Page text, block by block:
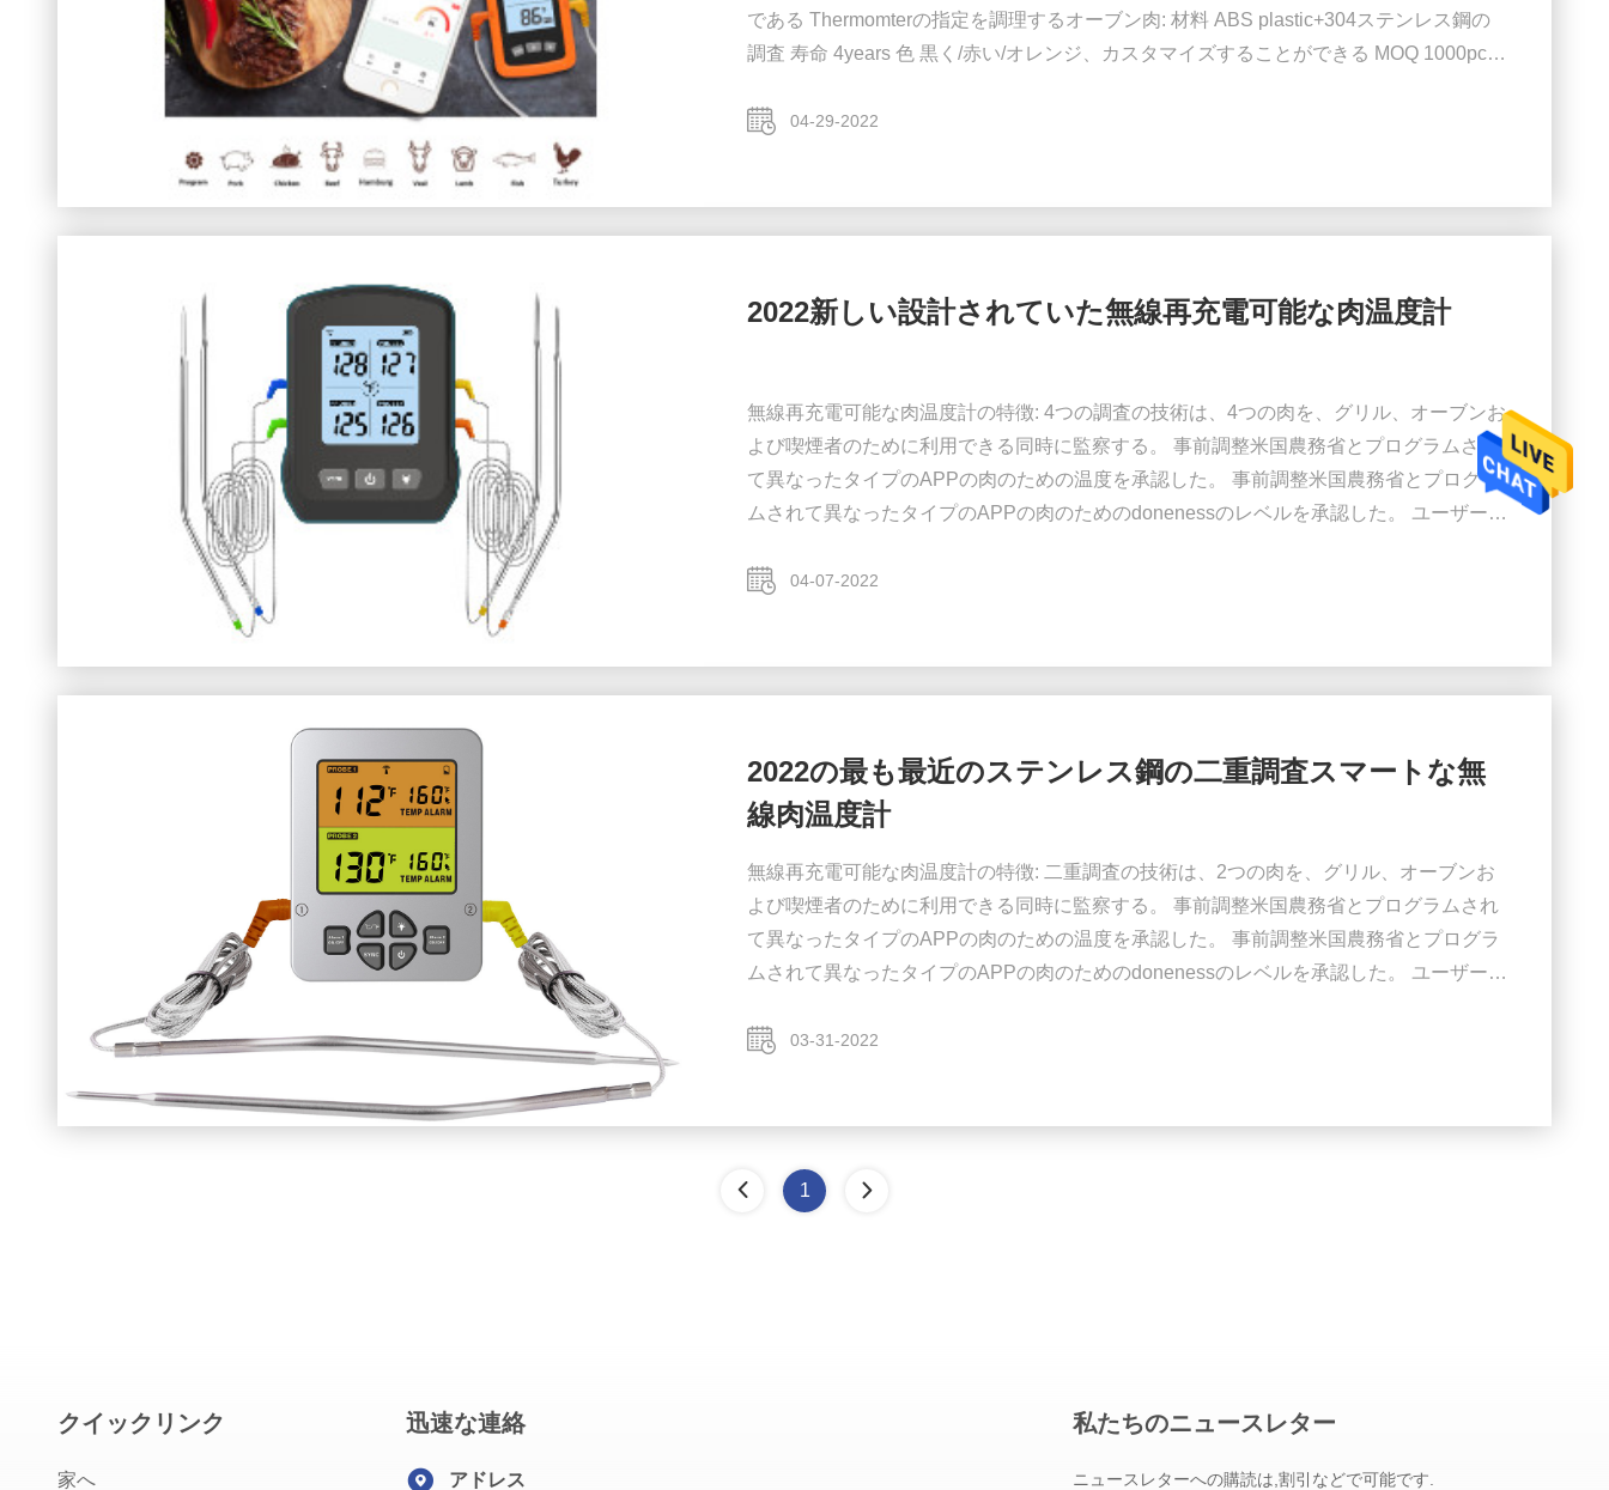
である Thermomterの指定を調理するオーブン肉: 材料 ABS plastic+304ステンレス鋼の
調査 寿命 4years 色 黒く/赤い/オレンジ、カスタマイズすることができる MOQ 1000pcs
箱 船積み UPS/DHL/FEDEX/TNT/Byの海および顧客の運送業者 ...
04-29-2022
2022新しい設計されていた無線再充電可能な肉温度計
無線再充電可能な肉温度計の特徴: 4つの調査の技術は、4つの肉を、グリル、オーブンお
よび喫煙者のために利用できる同時に監察する。 事前調整米国農務省とプログラムされ
て異なったタイプのAPPの肉のための温度を承認した。 事前調整米国農務省とプログラ
ムされて異なったタイプのAPPの肉のためのdonenessのレベルを承認した。 ユーザーは
囲:-20°C~300°C （- 4°F~572°F）。 測定の正確さ:±1°C （±2°F） -20°C~150°Cで（-
04-07-2022
2022の最も最近のステンレス鋼の二重調査スマートな無
線肉温度計
無線再充電可能な肉温度計の特徴: 二重調査の技術は、2つの肉を、グリル、オーブンお
よび喫煙者のために利用できる同時に監察する。 事前調整米国農務省とプログラムされ
て異なったタイプのAPPの肉のための温度を承認した。 事前調整米国農務省とプログラ
ムされて異なったタイプのAPPの肉のためのdonenessのレベルを承認した。 ユーザーは
囲:-20°C~300°C （- 4°F~572°F）。 測定の正確さ:±1°C （±2°F） -20°C~150°Cで（-
03-31-2022
1
クイックリンク
家へ
迅速な連絡
アドレス
私たちのニュースレター
ニュースレターへの購読は,割引などで可能です.